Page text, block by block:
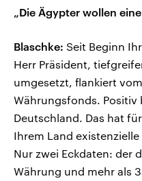
„Die Ägypter wollen
Blaschke: Seit Beginn
Herr Präsident,
umgesetzt, flankiert
Währungsfonds. Positiv
Deutschland. Das hat
Ihrem Land
Nur zwei Eckdaten: der
Währung und mehr als